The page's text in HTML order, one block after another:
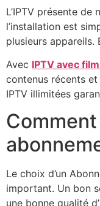
L’IPTV présente de
l’installation est
plusieurs appareils.
Avec IPTV avec
contenus récents et
IPTV illimitées
Le choix d’un
important. Un bon
une bonne qualité